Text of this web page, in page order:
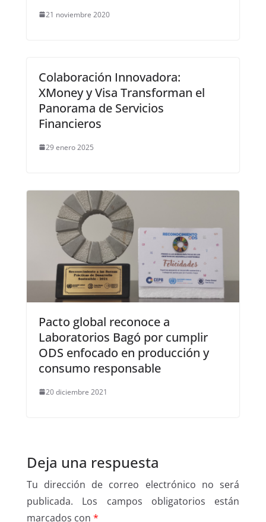
21 noviembre 2020
Colaboración Innovadora:
XMoney y Visa Transforman el
Panorama de Servicios
Financieros
29 enero 2025
Pacto global reconoce a
Laboratorios Bagó por cumplir
ODS enfocado en producción y
consumo responsable
20 diciembre 2021
Deja una respuesta
Tu dirección de correo electrónico no será
publicada.
Los campos obligatorios están
marcados con *